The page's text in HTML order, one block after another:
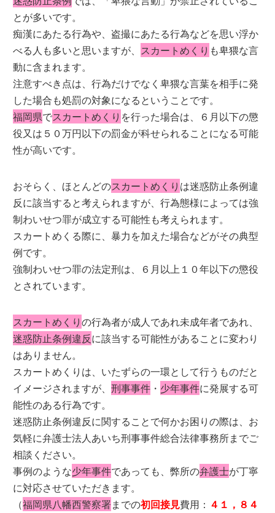
とが多いです。
痴漢にあたる行為や、盗撮にあたる行為などを思い浮か
べる人も多いと思いますが、 スカートめくり も卑猥な言
動に含まれます。
注意すべき点は、行為だけでなく卑猥な言葉を相手に発
した場合も処罰の対象になるということです。
福岡県でスカートめくり を行った場合は、６月以下の懲
役又は５０万円以下の罰金が科せられることになる可能
性が高いです。
おそらく、ほとんどのスカートめくり は迷惑防止条例違
反に該当すると考えられますが、行為態様によっては強
制わいせつ罪が成立する可能性も考えられます。
スカートめくる際に、暴力を加えた場合などがその典型
例です。
強制わいせつ罪の法定刑は、６月以上１０年以下の懲役
とされています。
スカートめくりの行為者が成人であれ未成年者であれ、
迷惑防止条例違反に該当する可能性があることに変わり
はありません。
スカートめくりは、いたずらの一環として行うものだと
イメージされますが、刑事事件 ・ 少年事件に発展する可
能性のある行為です。
迷惑防止条例違反に関することで何かお困りの際は、お
気軽に弁護士法人あいち刑事事件総合法律事務所までご
相談ください。
事例のような少年事件であっても、弊所の弁護士が丁寧
に対応させていただきます。
（福岡県八幡西警察署までの初回接見費用： ４１，８４